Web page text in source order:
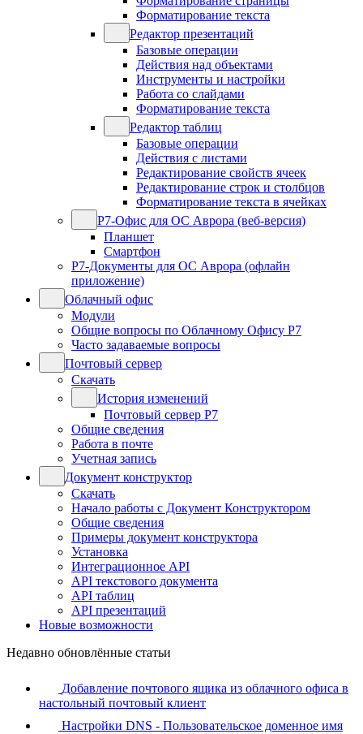
Форматирование текста
Редактор презентаций
Базовые операции
Действия над объектами
Инструменты и настройки
Работа со слайдами
Форматирование текста
Редактор таблиц
Базовые операции
Действия с листами
Редактирование свойств ячеек
Редактирование строк и столбцов
Форматирование текста в ячейках
Р7-Офис для ОС Аврора (веб-версия)
Планшет
Смартфон
Р7-Документы для ОС Аврора (офлайн
приложение)
Облачный офис
Модули
Общие вопросы по Облачному Офису Р7
Часто задаваемые вопросы
Почтовый сервер
Скачать
История изменений
Почтовый сервер Р7
Общие сведения
Работа в почте
Учетная запись
Документ конструктор
Скачать
Начало работы с Документ Конструктором
Общие сведения
Примеры документ конструктора
Установка
Интеграционное API
API текстового документа
API таблиц
API презентаций
Новые возможности
Недавно обновлённые статьи
Добавление почтового ящика из облачного офиса в
настольный почтовый клиент
Настройки DNS - Пользовательское доменное имя